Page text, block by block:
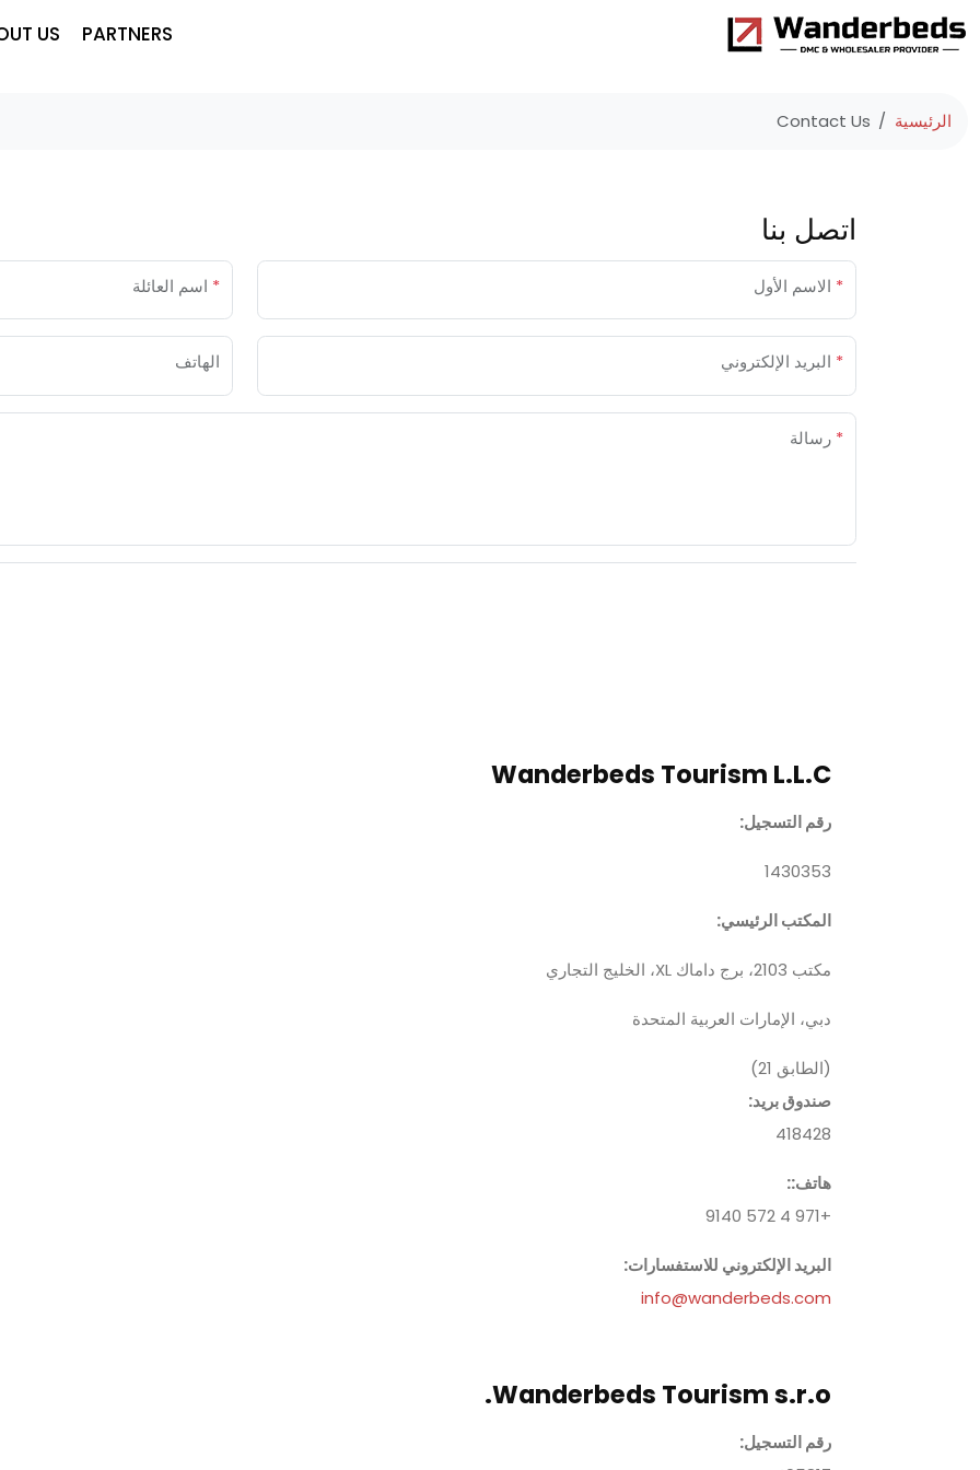
PARTNERS
US
الرئيسية Contact Us
اتصل بنا
* الاسم الأول * اسم العائلة
* البريد الإلكتروني الهاتف
* رسالة
Wanderbeds Tourism L.L.C
رقم التسجيل:
1430353
المكتب الرئيسي:
مكتب 2103، برج داماك XL، الخليج التجاري
دبي، الإمارات العربية المتحدة
(الطابق 21)
صندوق بريد:
418428
هاتف::
+971 4 572 9140
البريد الإلكتروني للاستفسارات:
info@wanderbeds.com
Wanderbeds Tourism s.r.o.
رقم التسجيل: